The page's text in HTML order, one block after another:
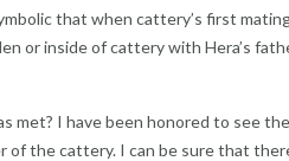
that when cattery’s first
or inside of cattery with Hera’s
met? I have been honored to see
of the cattery. I can be sure that